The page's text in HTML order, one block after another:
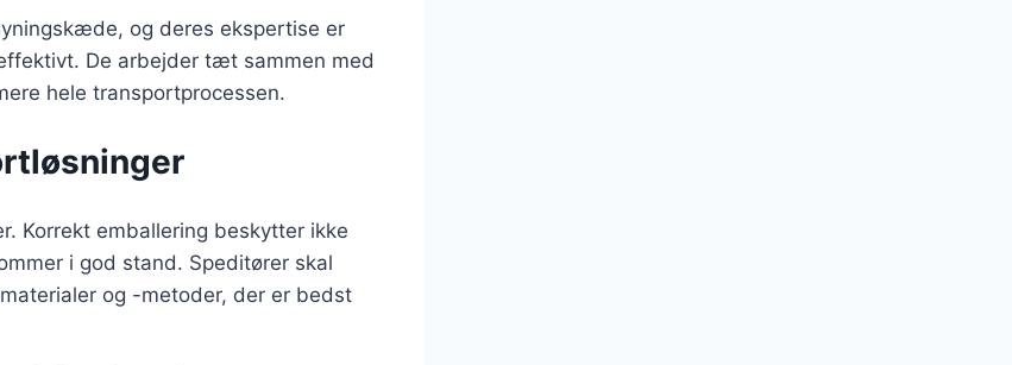
og deres ekspertise er
De arbejder tæt sammen med
hele transportprocessen.
Korrekt emballering beskytter ikke
i god stand. Speditører skal
og -metoder, der er bedst